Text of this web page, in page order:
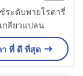
ระดับพายโรตารี่
กลียวแปลน
า ที่ ดี ที่สุด